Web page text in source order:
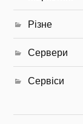
Різне
Сервери
Сервіси